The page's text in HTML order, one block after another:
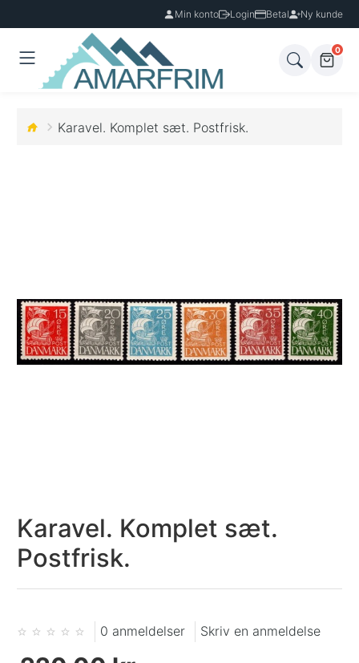
Min konto Login Betal Ny kunde
0
Karavel. Komplet sæt. Postfrisk.
Karavel. Komplet sæt.
Postfrisk.
0 anmeldelser Skriv en anmeldelse